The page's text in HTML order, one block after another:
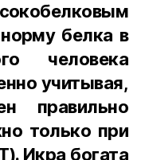
белка в
человека
учитывая,
правильно
только при
Икра богата